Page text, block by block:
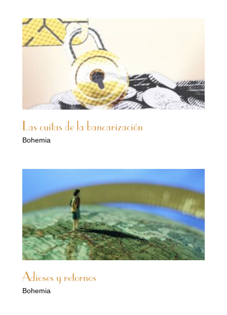
Las cuitas de la bancarización
Bohemia
Adioses y retornos
Bohemia